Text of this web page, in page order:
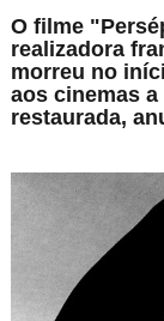
O filme
realizadora
morreu no
aos cinemas
restaurada,